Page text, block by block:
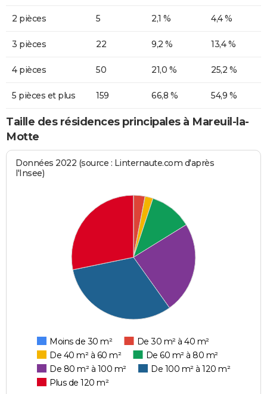
2 pièces 5 2,1 % 4,4 %
3 pièces 22 9,2 % 13,4 %
4 pièces 50 21,0 % 25,2 %
5 pièces et plus 159 66,8 % 54,9 %
Taille des résidences principales à Mareuil-la-
Motte
Données 2022 (source : Linternaute.com d'après
l'Insee)
Moins de 30 m²
De 30 m² à 40 m²
De 40 m² à 60 m²
De 60 m² à 80 m²
De 80 m² à 100 m²
De 100 m² à 120 m²
Plus de 120 m²